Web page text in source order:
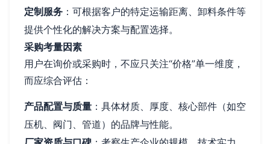
定制服务 ：可根据客户的特定运输距离、卸料条件等
提供个性化的解决方案与配置选择。
采购考量因素
用户在询价或采购时，不应只关注“价格”单一维度，
而应综合评估：
产品配置与质量 ：具体材质、厚度、核心部件（如空
压机、阀门、管道）的品牌与性能。